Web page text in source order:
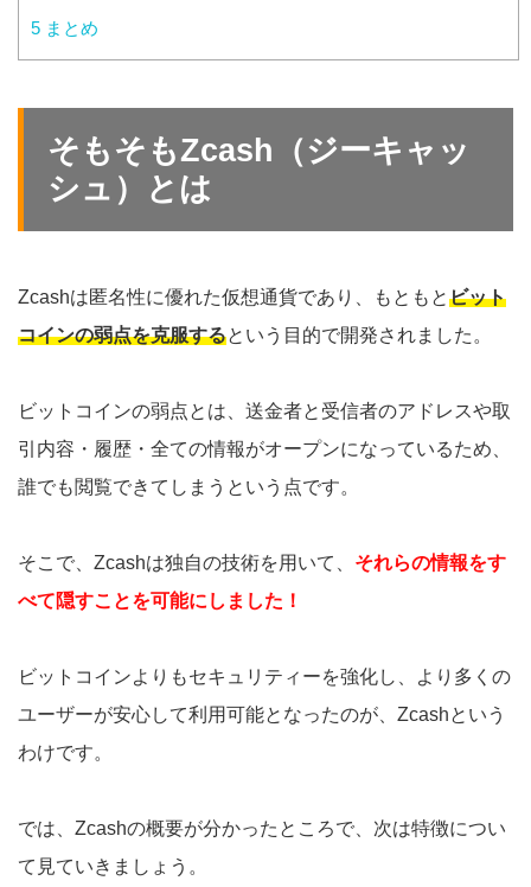
5 まとめ
そもそもZcash（ジーキャッ
シュ）とは
Zcashは匿名性に優れた仮想通貨であり、もともとビット
コインの弱点を克服するという目的で開発されました。
ビットコインの弱点とは、送金者と受信者のアドレスや取
引内容・履歴・全ての情報がオープンになっているため、
誰でも閲覧できてしまうという点です。
そこで、Zcashは独自の技術を用いて、 それらの情報をす
べて隠すことを可能にしました！
ビットコインよりもセキュリティーを強化し、より多くの
ユーザーが安心して利用可能となったのが、Zcashという
わけです。
では、Zcashの概要が分かったところで、次は特徴につい
て見ていきましょう。